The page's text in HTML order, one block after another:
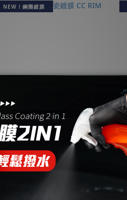
NEW！鋼圈鍍膜
鍍膜 | 鋼圈陶瓷鍍膜